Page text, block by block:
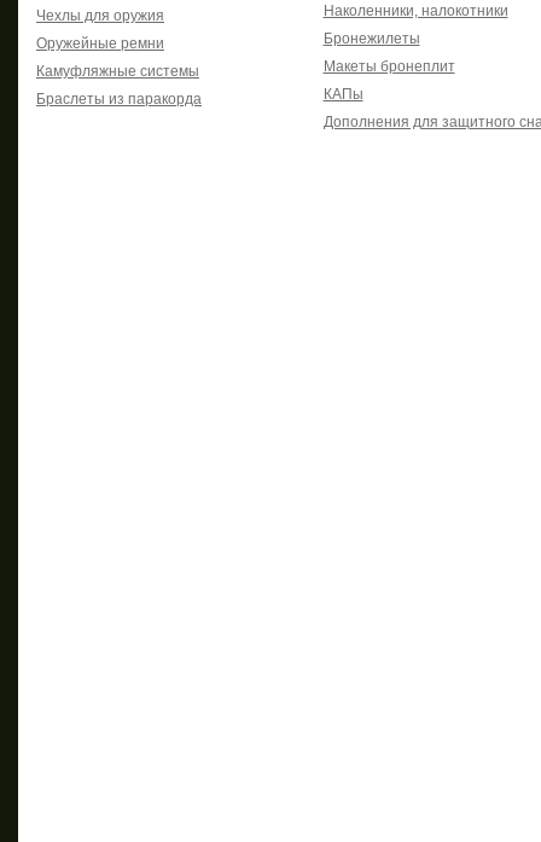
Чехлы для оружия
Оружейные ремни
Камуфляжные системы
Браслеты из паракорда
Наколенники, налокотники
Бронежилеты
Макеты бронеплит
КАПы
Дополнения для защитного